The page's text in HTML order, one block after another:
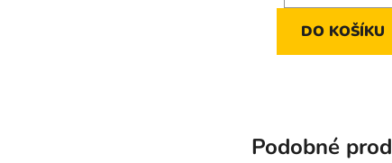
DO KOŠÍKU
Podobné